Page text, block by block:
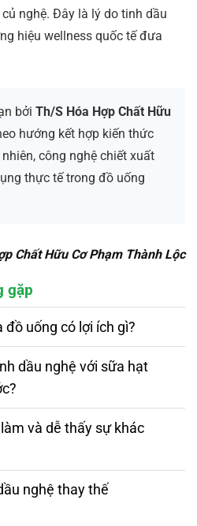
nghệ. Đây là lý do tinh dầu
hiệu wellness quốc tế đưa
bởi Th/S Hóa Hợp Chất Hữu
hướng kết hợp kiến thức
công nghệ chiết xuất
thực tế trong đồ uống
Chất Hữu Cơ Phạm Thành Lộc
gặp
đồ uống có lợi ích gì?
dầu nghệ với sữa hạt
và dễ thấy sự khác
nghệ thay thế